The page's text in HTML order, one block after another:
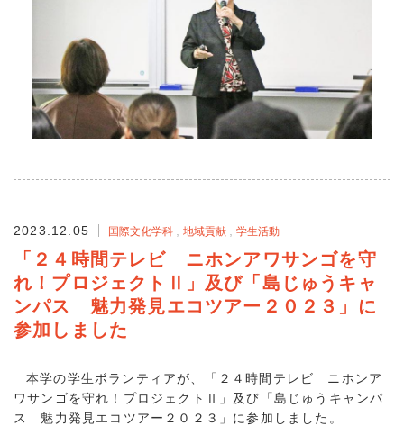
2023.12.05 国際文化学科 地域貢献 学生活動
「２４時間テレビ ニホンアワサンゴを守
れ！プロジェクトⅡ」及び「島じゅうキャ
ンパス 魅力発見エコツアー２０２３」に
参加しました
本学の学生ボランティアが、「２４時間テレビ ニホンア
ワサンゴを守れ！プロジェクトⅡ」及び「島じゅうキャンパ
ス 魅力発見エコツアー２０２３」に参加しました。